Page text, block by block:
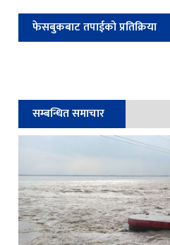
फेसबुकबाट तपाईको प्रतिक्रिया
सम्बन्धित समाचार